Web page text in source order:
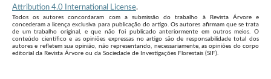
Attribution 4.0 International License.
Todos os autores concordaram com a submissão do trabalho à Revista Árvore e
concederam a licença exclusiva para publicação do artigo. Os autores afirmam que se trata
de um trabalho original, e que não foi publicado anteriormente em outros meios. O
conteúdo científico e as opiniões expressas no artigo são de responsabilidade total dos
autores e refletem sua opinião, não representando, necessariamente, as opiniões do corpo
editorial da Revista Árvore ou da Sociedade de Investigações Florestais (SIF).